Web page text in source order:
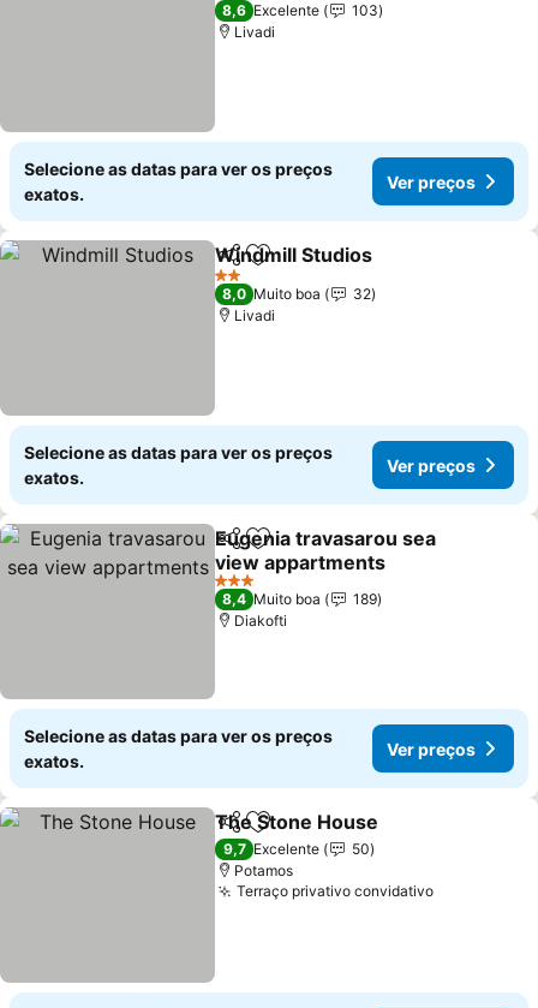
8,6 Excelente
103
Livadi
Selecione as datas para ver os preços
exatos.
Ver preços
PartilharAdicionar aos favoritos
Windmill Studios
2 Estrelas
8,0 Muito boa
32
Livadi
Selecione as datas para ver os preços
exatos.
Ver preços
PartilharAdicionar aos favoritos
Eugenia travasarou sea
view appartments
3 Estrelas
8,4 Muito boa
189
Diakofti
Selecione as datas para ver os preços
exatos.
Ver preços
PartilharAdicionar aos favoritos
The Stone House
9,7 Excelente
50
Potamos
Terraço privativo convidativo